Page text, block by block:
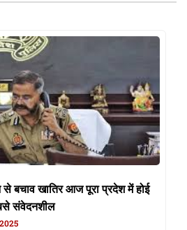
बचाव खातिर आज पूरा प्रदेश में होई
संवेदनशील